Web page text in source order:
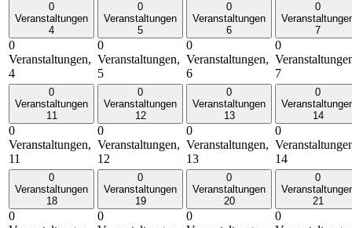
0
Veranstaltungen
4
0
Veranstaltungen,
4
0
Veranstaltungen
5
0
Veranstaltungen,
5
0
Veranstaltungen
6
0
Veranstaltungen,
6
0
7
0
7
0
Veranstaltungen
11
0
Veranstaltungen,
11
0
Veranstaltungen
12
0
Veranstaltungen,
12
0
Veranstaltungen
13
0
Veranstaltungen,
13
0
14
0
14
0
Veranstaltungen
18
0
0
Veranstaltungen
19
0
0
Veranstaltungen
20
0
0
21
0